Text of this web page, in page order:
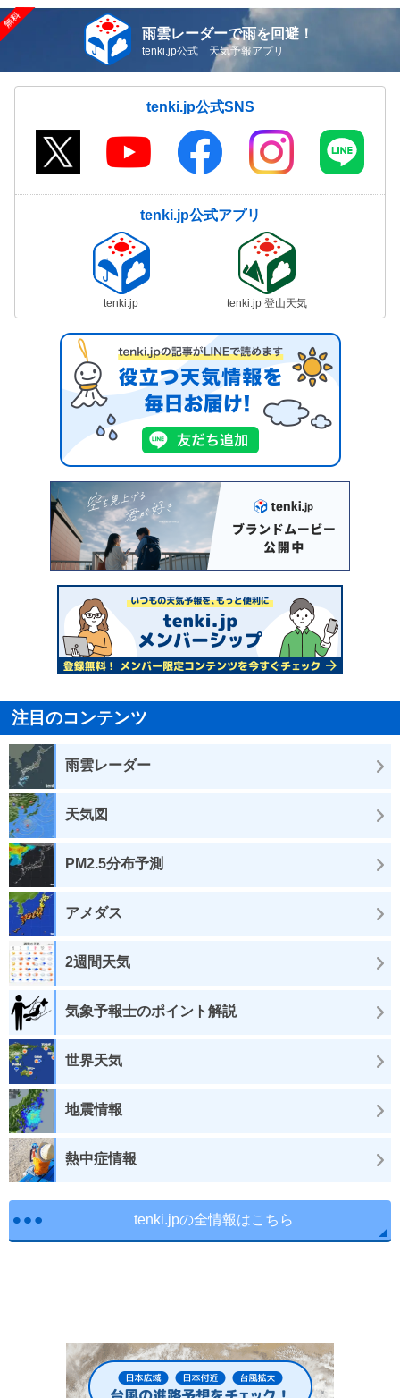
雨雲レーダーで雨を回避！
tenki.jp公式 天気予報アプリ
tenki.jp公式SNS
tenki.jp公式アプリ
tenki.jp tenki.jp 登山天気
注目のコンテンツ
雨雲レーダー
天気図
PM2.5分布予測
アメダス
2週間天気
気象予報士のポイント解説
世界天気
地震情報
熱中症情報
tenki.jpの全情報はこちら